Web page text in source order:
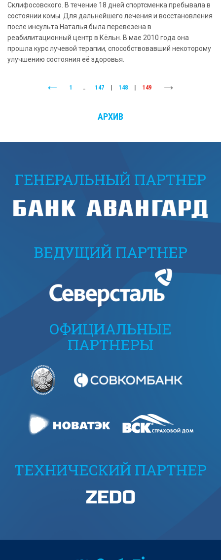
Склифосовского. В течение 18 дней спортсменка пребывала в
состоянии комы. Для дальнейшего лечения и восстановления
после инсульта Наталья была перевезена в
реабилитационный центр в Кёльн. В мае 2010 года она
прошла курс лучевой терапии, способствовавший некоторому
улучшению состояния её здоровья.
1 .. 147 | 148 | 149
АРХИВ
ГЕНЕРАЛЬНЫЙ ПАРТНЕР
ВЕДУЩИЙ ПАРТНЕР
ОФИЦИАЛЬНЫЕ
ПАРТНЕРЫ
ТЕХНИЧЕСКИЙ ПАРТНЕР